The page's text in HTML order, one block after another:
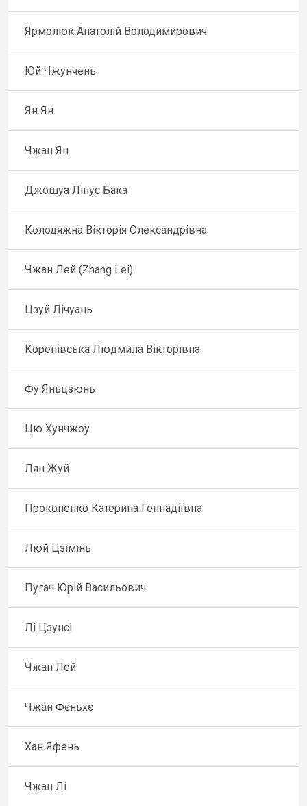
Ярмолюк Анатолій Володимирович
Юй Чжунчень
Ян Ян
Чжан Ян
Джошуа Лінус Бака
Колодяжна Вікторія Олександрівна
Чжан Лей (Zhang Lei)
Цзуй Лічуань
Коренівська Людмила Вікторівна
Фу Яньцзюнь
Цю Хунчжоу
Лян Жуй
Прокопенко Катерина Геннадіївна
Люй Цзімінь
Пугач Юрій Васильович
Лі Цзунсі
Чжан Лей
Чжан Фєньхє
Хан Яфень
Чжан Лі